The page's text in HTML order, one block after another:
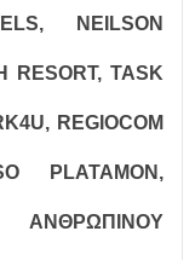
NEILSON
RESORT, TASK
REGIOCOM
PLATAMON,